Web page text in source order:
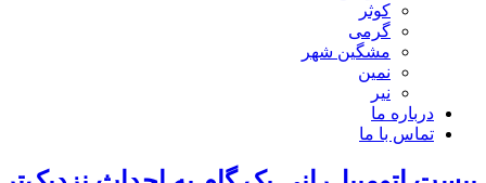
کوثر
گرمی
مشگین شهر
نمین
نیر
درباره ما
تماس با ما